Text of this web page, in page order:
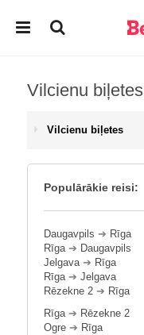
Vilcienu biļetes
Vilcienu biļetes
Populārākie reisi:
Daugavpils ➔ Rīga
Rīga➔ Daugavpils
Jelgava➔ Rīga
Rīga➔ Jelgava
Rēzekne 2 ➔ Rīga
Rīga➔ Rēzekne 2
Ogre ➔ Rīga